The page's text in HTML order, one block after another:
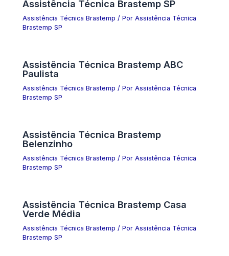
Assistência Técnica Brastemp SP
Assistência Técnica Brastemp / PorAssistência Técnica
Brastemp SP
Assistência Técnica Brastemp ABC
Paulista
Assistência Técnica Brastemp / PorAssistência Técnica
Brastemp SP
Assistência Técnica Brastemp
Belenzinho
Assistência Técnica Brastemp / PorAssistência Técnica
Brastemp SP
Assistência Técnica Brastemp Casa
Verde Média
Assistência Técnica Brastemp / PorAssistência Técnica
Brastemp SP